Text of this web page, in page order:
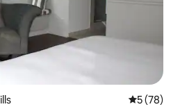
5 de uma
5 (78)